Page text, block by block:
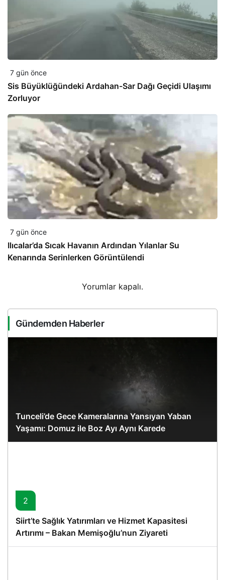
7 gün önce
Sis Büyüklüğündeki Ardahan-Sar Dağı Geçidi Ulaşımı
Zorluyor
7 gün önce
Ilıcalar’da Sıcak Havanın Ardından Yılanlar Su
Kenarında Serinlerken Görüntülendi
Yorumlar kapalı.
Gündemden Haberler
Tunceli’de Gece Kameralarına Yansıyan Yaban
Yaşamı: Domuz ile Boz Ayı Aynı Karede
2
Siirt’te Sağlık Yatırımları ve Hizmet Kapasitesi
Artırımı – Bakan Memişoğlu’nun Ziyareti